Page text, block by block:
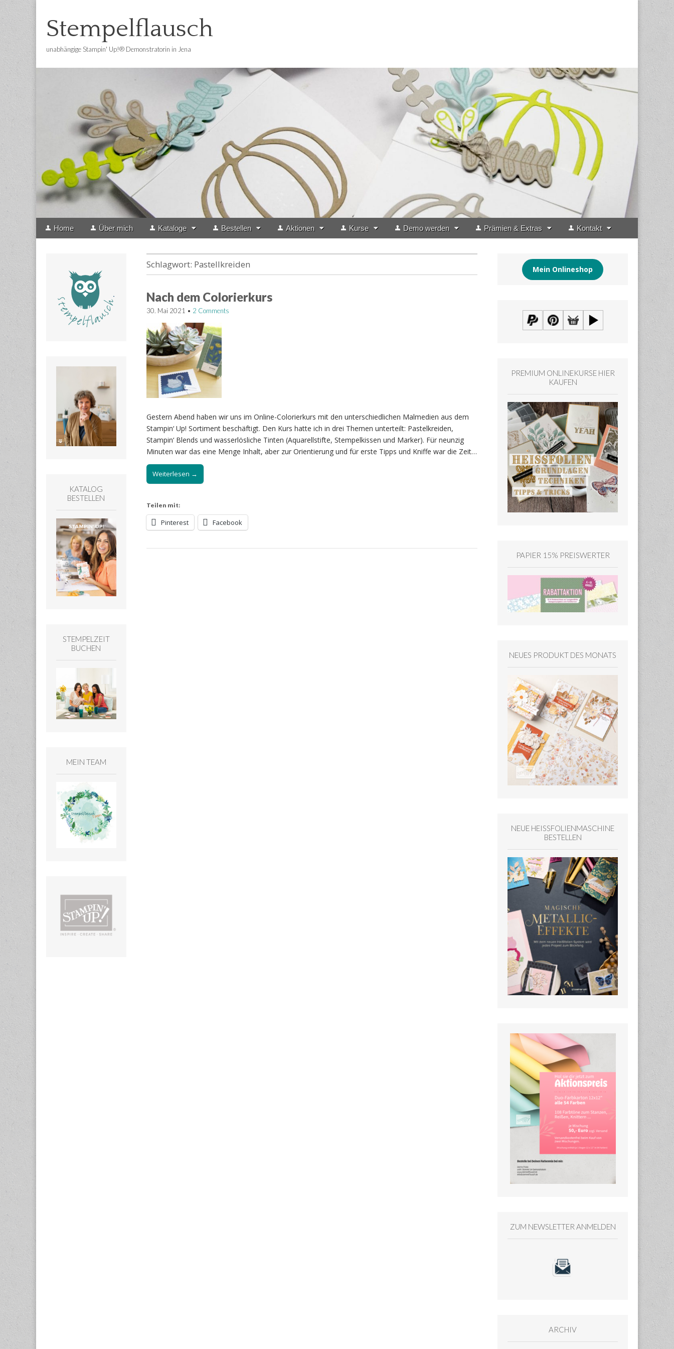
Stempelflausch
unabhängige Stampin' Up!® Demonstratorin in Jena
Main
Skip
Home Über mich Kataloge Bestellen Aktionen Kurse Demo werden Prämien & Extras Kontakt
Schlagwort: Pastellkreiden
Nach dem Colorierkurs
30. Mai 2021 • 2 Comments
Gestern Abend haben wir uns im Online-Colorierkurs mit den unterschiedlichen Malmedien aus dem
Stampin‘ Up! Sortiment beschäftigt. Den Kurs hatte ich in drei Themen unterteilt: Pastelkreiden,
Stampin‘ Blends und wasserlösliche Tinten (Aquarellstifte, Stempelkissen und Marker). Für neunzig
Minuten war das eine Menge Inhalt, aber zur Orientierung und für erste Tipps und Kniffe war die Zeit…
Weiterlesen →
Teilen mit:
Pinterest Facebook
KATALOG
BESTELLEN
STEMPELZEIT
BUCHEN
MEIN TEAM
Mein Onlineshop
PREMIUM ONLINEKURSE HIER
KAUFEN
PAPIER 15% PREISWERTER
NEUES PRODUKT DES MONATS
NEUE HEISSFOLIENMASCHINE
BESTELLEN
ZUM NEWSLETTER ANMELDEN
ARCHIV